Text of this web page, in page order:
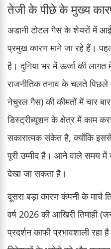
तेजी के पीछे के मुख्य
अडानी टोटल गैस के शेयरों में
प्रमुख कारण माने जा रहे हैं।
है। दुनिया भर में ऊर्जा की लागत
राजनीतिक तनाव के चलते पिछले
नेचुरल गैस) की कीमतों में चार
डिस्ट्रीब्यूशन के क्षेत्र में काम
सकारात्मक संकेत है, क्योंकि
पूरी उम्मीद है। आने वाले समय में
देखा जा सकता है।
दूसरा बड़ा कारण कंपनी के मार्च
वर्ष 2026 की आखिरी तिमाही
प्रदर्शन काफी प्रभावशाली